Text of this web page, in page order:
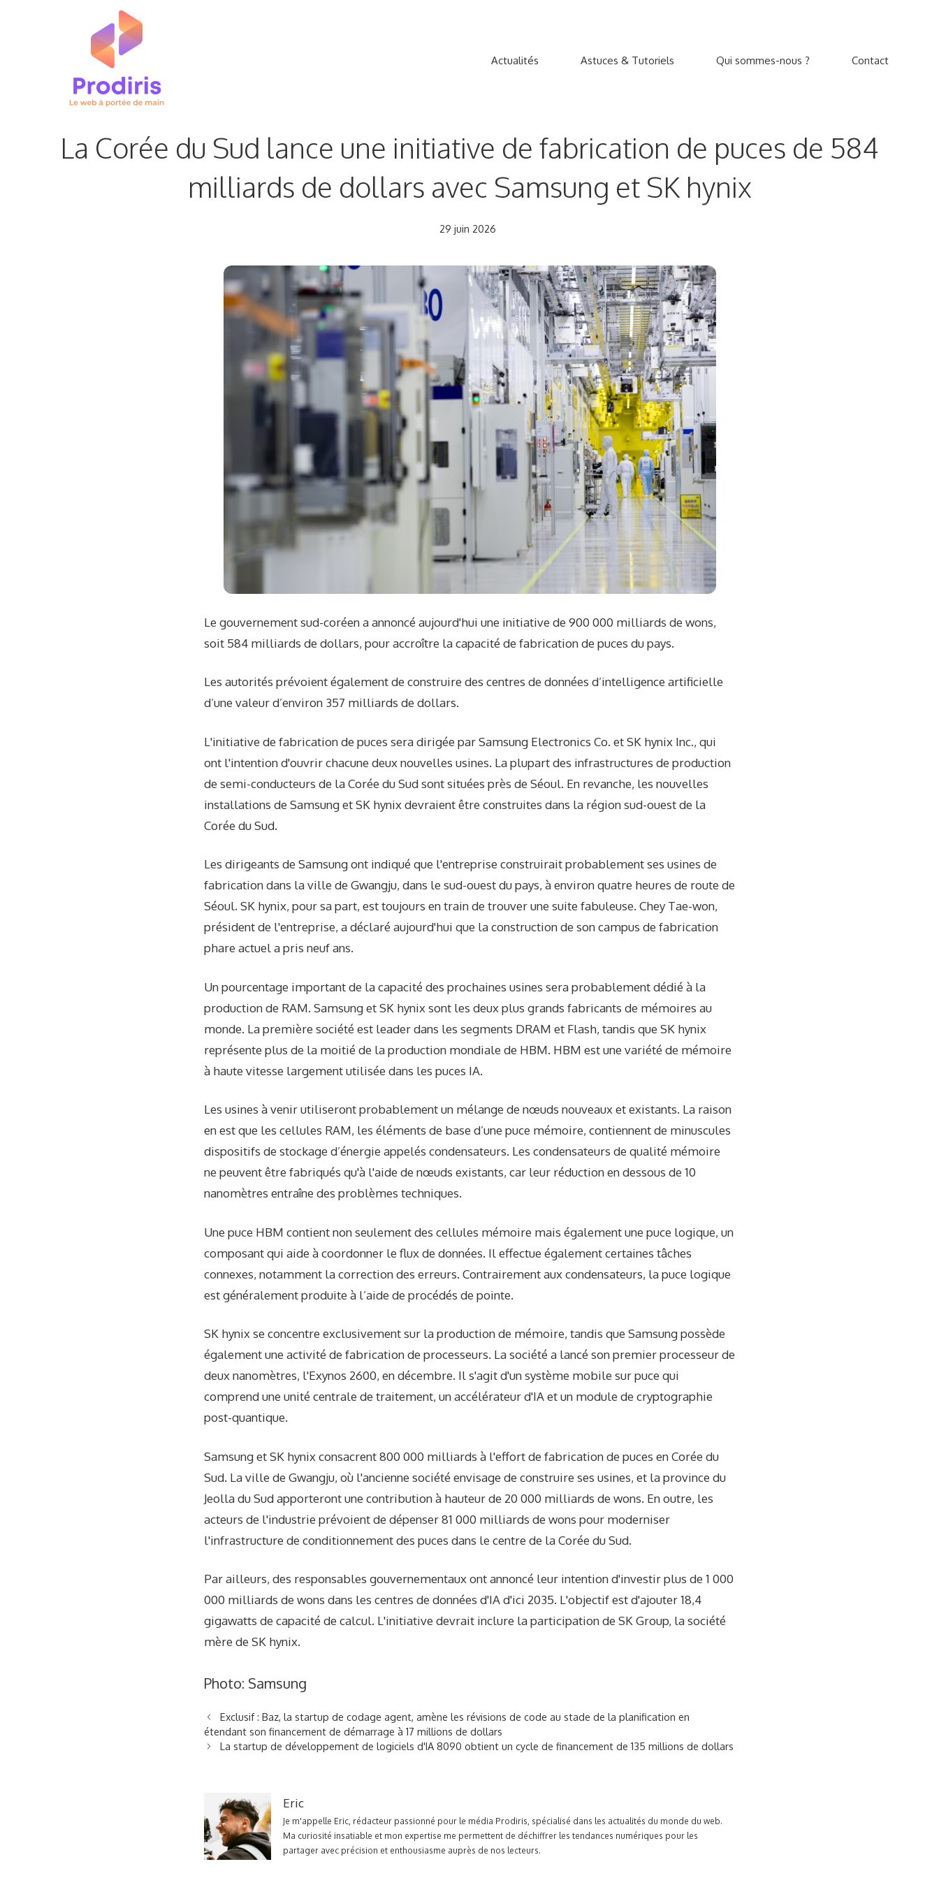
Actualités Astuces & Tutoriels Qui sommes-nous ? Contact
La Corée du Sud lance une initiative de fabrication de puces de 584
milliards de dollars avec Samsung et SK hynix
29 juin 2026
Le gouvernement sud-coréen a annoncé aujourd'hui une initiative de 900 000 milliards de wons,
soit 584 milliards de dollars, pour accroître la capacité de fabrication de puces du pays.
Les autorités prévoient également de construire des centres de données d’intelligence artificielle
d’une valeur d’environ 357 milliards de dollars.
L'initiative de fabrication de puces sera dirigée par Samsung Electronics Co. et SK hynix Inc., qui
ont l'intention d'ouvrir chacune deux nouvelles usines. La plupart des infrastructures de production
de semi-conducteurs de la Corée du Sud sont situées près de Séoul. En revanche, les nouvelles
installations de Samsung et SK hynix devraient être construites dans la région sud-ouest de la
Corée du Sud.
Les dirigeants de Samsung ont indiqué que l'entreprise construirait probablement ses usines de
fabrication dans la ville de Gwangju, dans le sud-ouest du pays, à environ quatre heures de route de
Séoul. SK hynix, pour sa part, est toujours en train de trouver une suite fabuleuse. Chey Tae-won,
président de l'entreprise, a déclaré aujourd'hui que la construction de son campus de fabrication
phare actuel a pris neuf ans.
Un pourcentage important de la capacité des prochaines usines sera probablement dédié à la
production de RAM. Samsung et SK hynix sont les deux plus grands fabricants de mémoires au
monde. La première société est leader dans les segments DRAM et Flash, tandis que SK hynix
représente plus de la moitié de la production mondiale de HBM. HBM est une variété de mémoire
à haute vitesse largement utilisée dans les puces IA.
Les usines à venir utiliseront probablement un mélange de nœuds nouveaux et existants. La raison
en est que les cellules RAM, les éléments de base d’une puce mémoire, contiennent de minuscules
dispositifs de stockage d’énergie appelés condensateurs. Les condensateurs de qualité mémoire
ne peuvent être fabriqués qu'à l'aide de nœuds existants, car leur réduction en dessous de 10
nanomètres entraîne des problèmes techniques.
Une puce HBM contient non seulement des cellules mémoire mais également une puce logique, un
composant qui aide à coordonner le flux de données. Il effectue également certaines tâches
connexes, notamment la correction des erreurs. Contrairement aux condensateurs, la puce logique
est généralement produite à l’aide de procédés de pointe.
SK hynix se concentre exclusivement sur la production de mémoire, tandis que Samsung possède
également une activité de fabrication de processeurs. La société a lancé son premier processeur de
deux nanomètres, l'Exynos 2600, en décembre. Il s'agit d'un système mobile sur puce qui
comprend une unité centrale de traitement, un accélérateur d'IA et un module de cryptographie
post-quantique.
Samsung et SK hynix consacrent 800 000 milliards à l'effort de fabrication de puces en Corée du
Sud. La ville de Gwangju, où l'ancienne société envisage de construire ses usines, et la province du
Jeolla du Sud apporteront une contribution à hauteur de 20 000 milliards de wons. En outre, les
acteurs de l'industrie prévoient de dépenser 81 000 milliards de wons pour moderniser
l'infrastructure de conditionnement des puces dans le centre de la Corée du Sud.
Par ailleurs, des responsables gouvernementaux ont annoncé leur intention d'investir plus de 1 000
000 milliards de wons dans les centres de données d'IA d'ici 2035. L'objectif est d'ajouter 18,4
gigawatts de capacité de calcul. L'initiative devrait inclure la participation de SK Group, la société
mère de SK hynix.
Photo: Samsung
Exclusif : Baz, la startup de codage agent, amène les révisions de code au stade de la planification en
étendant son financement de démarrage à 17 millions de dollars
La startup de développement de logiciels d'IA 8090 obtient un cycle de financement de 135 millions de dollars
Eric
Je m'appelle Eric, rédacteur passionné pour le média Prodiris, spécialisé dans les actualités du monde du web.
Ma curiosité insatiable et mon expertise me permettent de déchiffrer les tendances numériques pour les
partager avec précision et enthousiasme auprès de nos lecteurs.